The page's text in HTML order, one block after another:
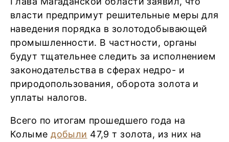
власти предпримут решительные меры для
наведения порядка в золотодобывающей
промышленности. В частности, органы
будут тщательнее следить за исполнением
законодательства в сферах недро- и
природопользования, оборота золота и
уплаты налогов.
Всего по итогам прошедшего года на
Колымедобыли 47,9 т золота, из них на